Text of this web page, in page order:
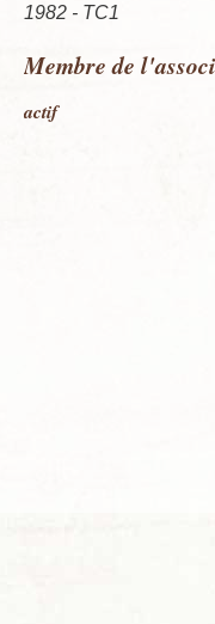
1982 - TC1
Membre de
actif